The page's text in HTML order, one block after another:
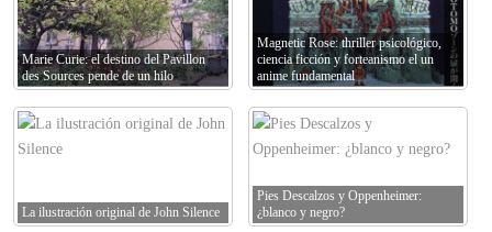
Marie Curie: el destino del Pavillon
des Sources pende de un hilo
Magnetic Rose: thriller psicológico,
ciencia ficción y forteanismo el un
anime fundamental
La ilustración original de John Silence
Pies Descalzos y Oppenheimer:
¿blanco y negro?